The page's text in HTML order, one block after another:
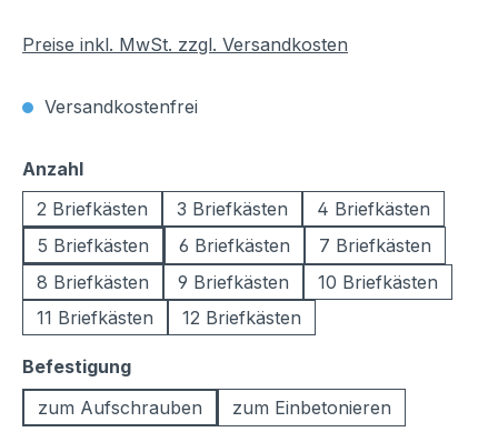
Preise inkl. MwSt. zzgl. Versandkosten
Versandkostenfrei
Anzahlauswählen
2 Briefkästen
3 Briefkästen
4 Briefkästen
5 Briefkästen
6 Briefkästen
7 Briefkästen
8 Briefkästen
9 Briefkästen
10 Briefkästen
11 Briefkästen
12 Briefkästen
Befestigungauswählen
zum Aufschrauben
zum Einbetonieren